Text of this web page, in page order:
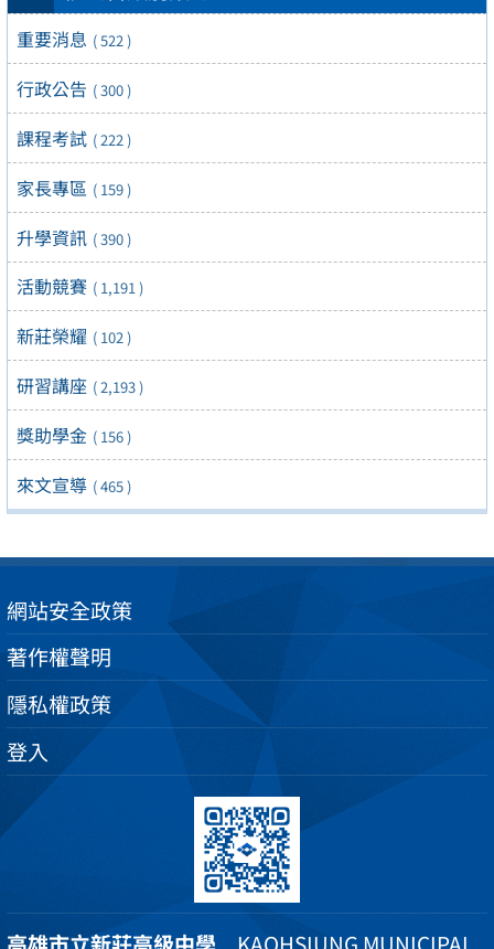
重要消息 ( 522 )
行政公告 ( 300 )
課程考試 ( 222 )
家長專區 ( 159 )
升學資訊 ( 390 )
活動競賽 ( 1,191 )
新莊榮耀 ( 102 )
研習講座 ( 2,193 )
獎助學金 ( 156 )
來文宣導 ( 465 )
網站安全政策
著作權聲明
隱私權政策
登入